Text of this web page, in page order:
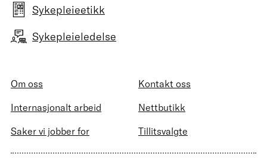
Sykepleieetikk
Sykepleieledelse
Om oss
Kontakt oss
Internasjonalt arbeid
Nettbutikk
Saker vi jobber for
Tillitsvalgte